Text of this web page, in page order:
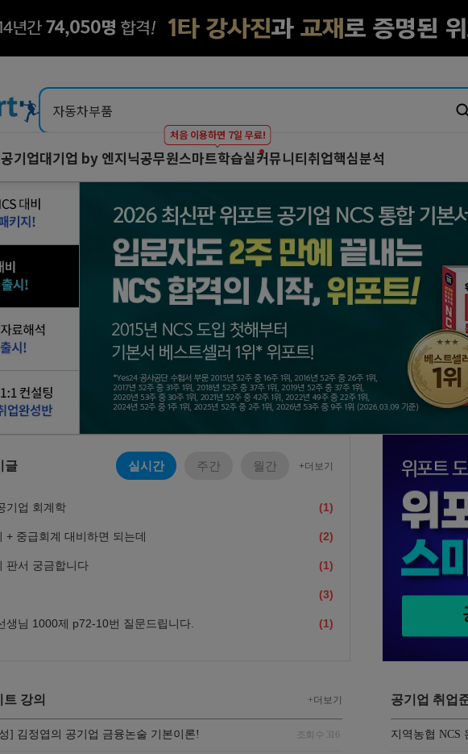
공기업대기업 by 엔지닉공무원스마트학습실
처음 이용하면 7일 무료!
커뮤니티취업핵심분석
온라인 강의
프리패스
이공계 강의
학원 강의
1:1 컨설팅
온라인 강의
학습하기
마이노트
BEST 게시글
강의 Q&A
스마트학습실 Q&A
FAQ